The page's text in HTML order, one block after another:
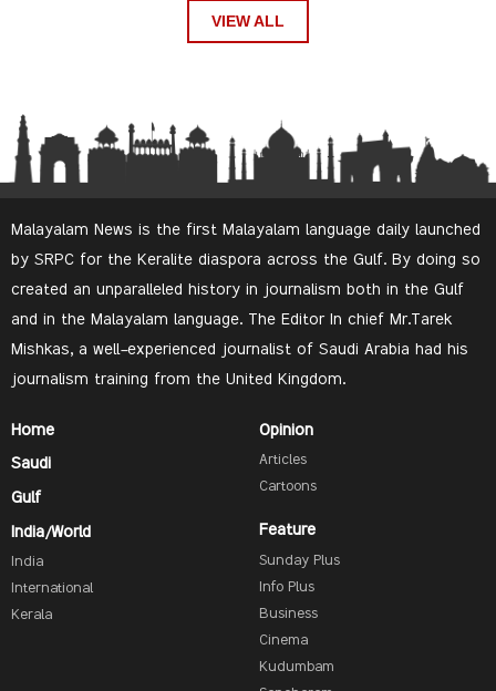
VIEW ALL
Malayalam News is the first Malayalam language daily launched
by SRPC for the Keralite diaspora across the Gulf. By doing so
created an unparalleled history in journalism both in the Gulf
and in the Malayalam language. The Editor In chief Mr.Tarek
Mishkas, a well-experienced journalist of Saudi Arabia had his
journalism training from the United Kingdom.
Home
Saudi
Gulf
India/World
India
International
Kerala
Opinion
Articles
Cartoons
Feature
Sunday Plus
Info Plus
Business
Cinema
Kudumbam